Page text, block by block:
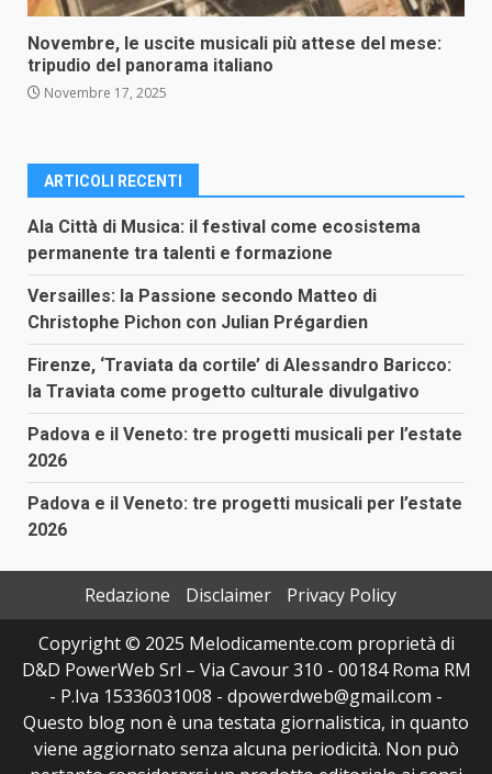
Novembre, le uscite musicali più attese del mese:
tripudio del panorama italiano
Novembre 17, 2025
ARTICOLI RECENTI
Ala Città di Musica: il festival come ecosistema
permanente tra talenti e formazione
Versailles: la Passione secondo Matteo di
Christophe Pichon con Julian Prégardien
Firenze, ‘Traviata da cortile’ di Alessandro Baricco:
la Traviata come progetto culturale divulgativo
Padova e il Veneto: tre progetti musicali per l’estate
2026
Padova e il Veneto: tre progetti musicali per l’estate
2026
Redazione Disclaimer
Privacy Policy
Copyright © 2025 Melodicamente.com proprietà di
D&D PowerWeb Srl – Via Cavour 310 - 00184 Roma RM
- P.Iva 15336031008 - dpowerdweb@gmail.com -
Questo blog non è una testata giornalistica, in quanto
viene aggiornato senza alcuna periodicità. Non può